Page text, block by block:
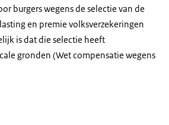
burgers wegens de selectie van de
en premie volksverzekeringen
is dat die selectie heeft
gronden (Wet compensatie wegens